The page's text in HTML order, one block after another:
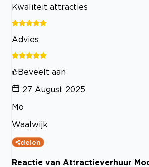
Kwaliteit attracties
Advies
Beveelt aan
27 August 2025
Mo
Waalwijk
delen
Reactie van Attractieverhuur